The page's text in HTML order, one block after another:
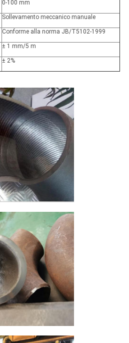
0-100 mm
Sollevamento meccanico manuale
Conforme alla norma JB/T5102-1999
± 1 mm/5 m
± 2%